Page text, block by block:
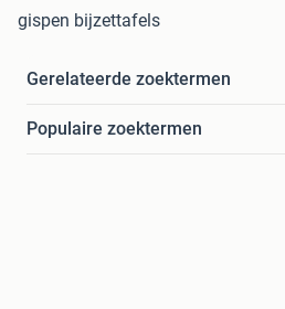
gispen bijzettafels
Gerelateerde zoektermen
Populaire zoektermen